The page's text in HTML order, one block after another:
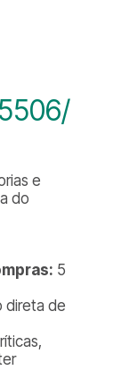
e
do
5
direta de